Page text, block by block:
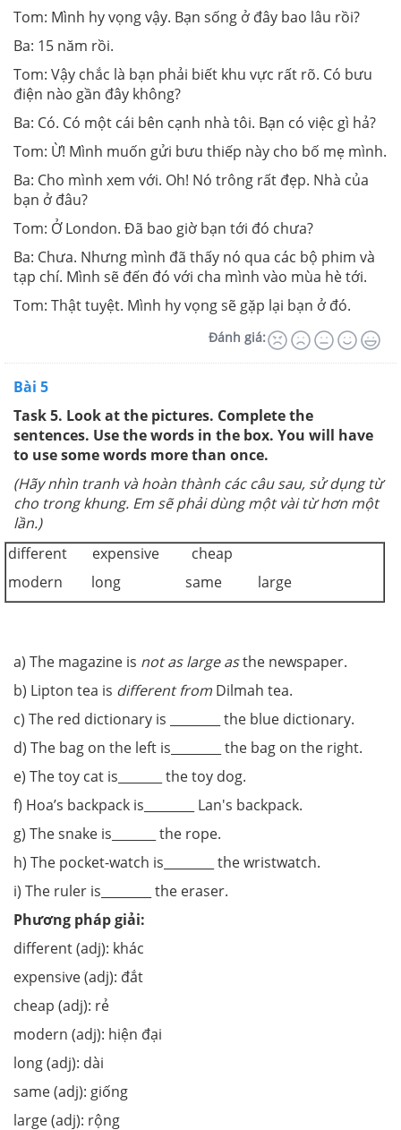
Tom: Mình hy vọng vậy. Bạn sống ở đây bao lâu rồi?
Ba: 15 năm rồi.
Tom: Vậy chắc là bạn phải biết khu vực rất rõ. Có bưu
điện nào gần đây không?
Ba: Có. Có một cái bên cạnh nhà tôi. Bạn có việc gì hả?
Tom: Ừ! Mình muốn gửi bưu thiếp này cho bố mẹ mình.
Ba: Cho mình xem với. Oh! Nó trông rất đẹp. Nhà của
bạn ở đâu?
Tom: Ở London. Đã bao giờ bạn tới đó chưa?
Ba: Chưa. Nhưng mình đã thấy nó qua các bộ phim và
tạp chí. Mình sẽ đến đó với cha mình vào mùa hè tới.
Tom: Thật tuyệt. Mình hy vọng sẽ gặp lại bạn ở đó.
Đánh giá:
Bài 5
Task 5. Look at the pictures. Complete the
sentences. Use the words in the box. You will have
to use some words more than once.
(Hãy nhìn tranh và hoàn thành các câu sau, sử dụng từ
cho trong khung. Em sẽ phải dùng một vài từ hơn một
lần.)
different expensive cheap
modern long same large
a) The magazine is not as large asthe newspaper.
b) Lipton tea is different from Dilmah tea.
c) The red dictionary is ________ the blue dictionary.
d) The bag on the left is________ the bag on the right.
e) The toy cat is_______ the toy dog.
f) Hoa’s backpack is________ Lan's backpack.
g) The snake is_______ the rope.
h) The pocket-watch is________ the wristwatch.
i) The ruler is________ the eraser.
Phương pháp giải:
different (adj): khác
expensive (adj): đắt
cheap (adj): rẻ
modern (adj): hiện đại
long (adj): dài
same (adj): giống
large (adj): rộng